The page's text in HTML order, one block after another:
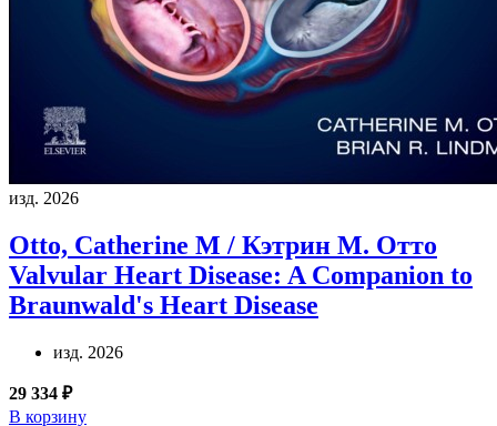
изд. 2026
Otto, Catherine M / Кэтрин М. Отто
Valvular Heart Disease: A Companion to
Braunwald's Heart Disease
изд. 2026
29 334 ₽
В корзину